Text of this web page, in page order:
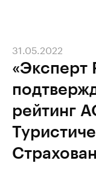
«Эксперт
рейтинг
31.05.2022